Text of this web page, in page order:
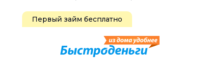
Первый займ бесплатно